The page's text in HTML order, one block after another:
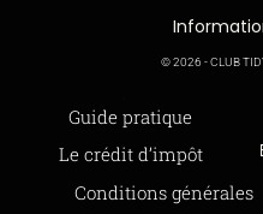
Guide pratique
Le crédit d’impôt
Offre de parrainage 50-50
© 2026 - CLUB
Informations légales
Conditions générales
SAS CLUB TIDY
165 Avenue de Bretagne